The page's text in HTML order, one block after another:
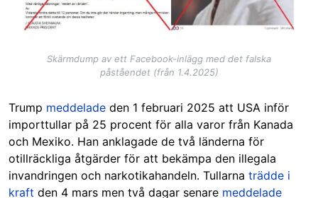
Skärmdump av ett Facebook-inlägg med det falska
påståendet (från 1.4.2025)
Trump meddelade den 1 februari 2025 att USA inför
importtullar på 25 procent för alla varor från Kanada
och Mexiko. Han anklagade de två länderna för
otillräckliga åtgärder för att bekämpa den illegala
invandringen och narkotikahandeln. Tullarna trädde i
kraft den 4 mars men två dagar senare meddelade